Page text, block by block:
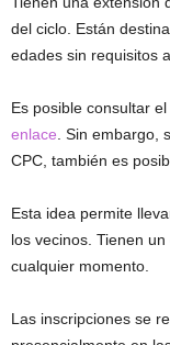
del ciclo. Están
edades sin requisitos
Es posible consultar
enlace . Sin
CPC, también es
Esta idea permite
los vecinos. Tienen
cualquier momento.
Las inscripciones se